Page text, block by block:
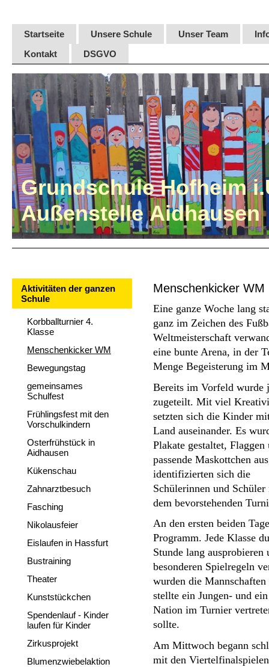
Startseite Unsere Schule Unser Team
Kontakt
DSGVO
Grundschule Hofheim
Außenstelle Aidhausen
Aktivitäten der ganzen
Schule
Korbballturnier 4.
Klasse
Menschenkicker WM
Bewegungstag
gemeinsames
Schulfest
Frühlingsfest mit den
Vorschulkindern
Osterfrühstück in
Aidhausen
Kükenschau
Zahnarztbesuch
Fasching
Nikolausfeier
Eislaufen in Hassfurt
Bustraining
Theater
Kunststückchen
Spendenlauf - Kinder
laufen für Kinder
Zirkusprojekt
Blumenzwiebelaktion
Menschenkicker WM
Eine ganze Woche lang
ganz im Zeichen des
Weltmeisterschaft
eine bunte Arena, in der
Menge Begeisterung im
Bereits im Vorfeld wurde
zugeteilt. Mit viel
setzten sich die Kinder
Land auseinander. Es
Plakate gestaltet,
passende Maskottchen
identifizierten sich die
Schülerinnen und
dem bevorstehenden
An den ersten beiden
Programm. Jede Klasse
Stunde lang
besonderen Spielregeln
wurden die Mannschaften
stellte ein Jungen- und
Nation im Turnier
sollte.
Am Mittwoch begann
mit den